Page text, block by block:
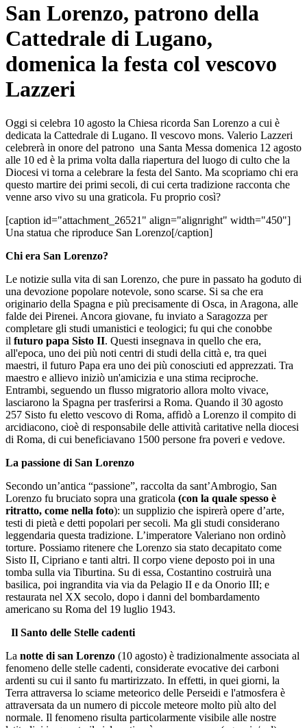
San Lorenzo, patrono della
Cattedrale di Lugano,
domenica la festa col vescovo
Lazzeri
Oggi si celebra 10 agosto la Chiesa ricorda San Lorenzo a cui è
dedicata la Cattedrale di Lugano. Il vescovo mons. Valerio Lazzeri
celebrerà in onore del patrono una Santa Messa domenica 12 agosto
alle 10 ed è la prima volta dalla riapertura del luogo di culto che la
Diocesi vi torna a celebrare la festa del Santo. Ma scopriamo chi era
questo martire dei primi secoli, di cui certa tradizione racconta che
venne arso vivo su una graticola. Fu proprio così?
[caption id="attachment_26521" align="alignright" width="450"]
Una statua che riproduce San Lorenzo[/caption]
Chi era San Lorenzo?
Le notizie sulla vita di san Lorenzo, che pure in passato ha goduto di
una devozione popolare notevole, sono scarse. Si sa che era
originario della Spagna e più precisamente di Osca, in Aragona, alle
falde dei Pirenei. Ancora giovane, fu inviato a Saragozza per
completare gli studi umanistici e teologici; fu qui che conobbe
il futuro papa Sisto II. Questi insegnava in quello che era,
all'epoca, uno dei più noti centri di studi della città e, tra quei
maestri, il futuro Papa era uno dei più conosciuti ed apprezzati. Tra
maestro e allievo iniziò un'amicizia e una stima reciproche.
Entrambi, seguendo un flusso migratorio allora molto vivace,
lasciarono la Spagna per trasferirsi a Roma. Quando il 30 agosto
257 Sisto fu eletto vescovo di Roma, affidò a Lorenzo il compito di
arcidiacono, cioè di responsabile delle attività caritative nella diocesi
di Roma, di cui beneficiavano 1500 persone fra poveri e vedove.
La passione di San Lorenzo
Secondo un’antica “passione”, raccolta da sant’Ambrogio, San
Lorenzo fu bruciato sopra una graticola (con la quale spesso è
ritratto, come nella foto): un supplizio che ispirerà opere d’arte,
testi di pietà e detti popolari per secoli. Ma gli studi considerano
leggendaria questa tradizione. L’imperatore Valeriano non ordinò
torture. Possiamo ritenere che Lorenzo sia stato decapitato come
Sisto II, Cipriano e tanti altri. Il corpo viene deposto poi in una
tomba sulla via Tiburtina. Su di essa, Costantino costruirà una
basilica, poi ingrandita via via da Pelagio II e da Onorio III; e
restaurata nel XX secolo, dopo i danni del bombardamento
americano su Roma del 19 luglio 1943.
Il Santo delle Stelle cadenti
La notte di san Lorenzo (10 agosto) è tradizionalmente associata al
fenomeno delle stelle cadenti, considerate evocative dei carboni
ardenti su cui il santo fu martirizzato. In effetti, in quei giorni, la
Terra attraversa lo sciame meteorico delle Perseidi e l'atmosfera è
attraversata da un numero di piccole meteore molto più alto del
normale. Il fenomeno risulta particolarmente visibile alle nostre